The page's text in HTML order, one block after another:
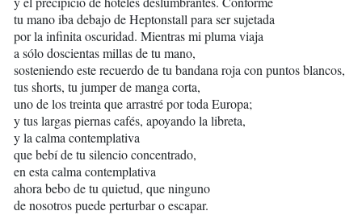
tu mano iba debajo de Heptonstall para ser sujetada
por la infinita oscuridad. Mientras mi pluma viaja
a sólo doscientas millas de tu mano,
sosteniendo este recuerdo de tu bandana roja con puntos blancos,
tus shorts, tu jumper de manga corta,
uno de los treinta que arrastré por toda Europa;
y tus largas piernas cafés, apoyando la libreta,
y la calma contemplativa
que bebí de tu silencio concentrado,
en esta calma contemplativa
ahora bebo de tu quietud, que ninguno
de nosotros puede perturbar o escapar.